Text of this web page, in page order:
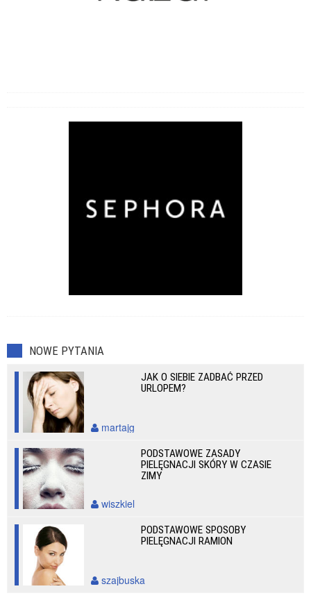
NOWE PYTANIA
JAK O SIEBIE ZADBAĆ PRZED
URLOPEM?
martajg
PODSTAWOWE ZASADY
PIELĘGNACJI SKÓRY W CZASIE
ZIMY
wiszkiel
PODSTAWOWE SPOSOBY
PIELĘGNACJI RAMION
szajbuska